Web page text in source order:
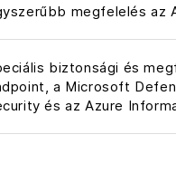
megfelelés az
biztonsági és
a Microsoft
és az Azure